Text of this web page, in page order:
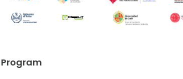
Program